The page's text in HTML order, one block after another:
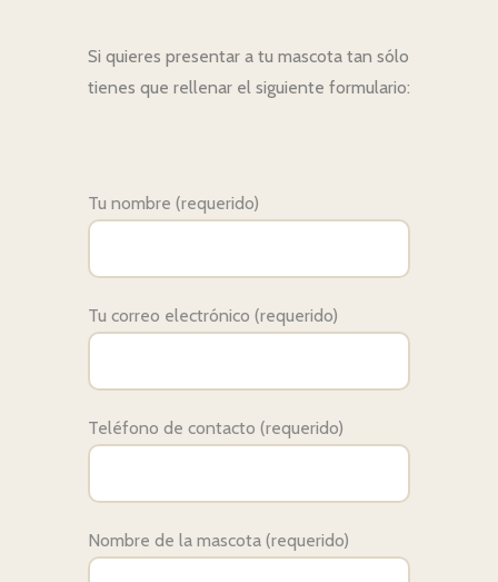
Si quieres presentar a tu mascota tan sólo
tienes que rellenar el siguiente formulario:
Tu nombre (requerido)
Tu correo electrónico (requerido)
Teléfono de contacto (requerido)
Nombre de la mascota (requerido)